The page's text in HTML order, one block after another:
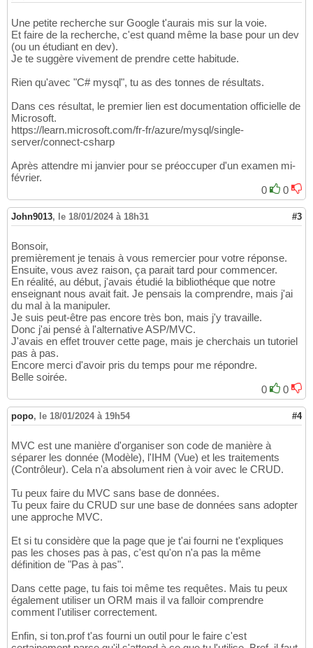
Une petite recherche sur Google t'aurais mis sur la voie.
Et faire de la recherche, c'est quand même la base pour un dev
(ou un étudiant en dev).
Je te suggère vivement de prendre cette habitude.
Rien qu'avec "C# mysql", tu as des tonnes de résultats.
Dans ces résultat, le premier lien est documentation officielle de
Microsoft.
https://learn.microsoft.com/fr-fr/azure/mysql/single-
server/connect-csharp
Après attendre mi janvier pour se préoccuper d'un examen mi-
février.
0
0
John9013, le 18/01/2024 à 18h31 #3
Bonsoir,
premièrement je tenais à vous remercier pour votre réponse.
Ensuite, vous avez raison, ça parait tard pour commencer.
En réalité, au début, j'avais étudié la bibliothéque que notre
enseignant nous avait fait. Je pensais la comprendre, mais j'ai
du mal à la manipuler.
Je suis peut-être pas encore très bon, mais j'y travaille.
Donc j'ai pensé à l'alternative ASP/MVC.
J'avais en effet trouver cette page, mais je cherchais un tutoriel
pas à pas.
Encore merci d'avoir pris du temps pour me répondre.
Belle soirée.
0
0
popo, le 18/01/2024 à 19h54 #4
MVC est une manière d'organiser son code de manière à
séparer les donnée (Modèle), l'IHM (Vue) et les traitements
(Contrôleur). Cela n'a absolument rien à voir avec le CRUD.
Tu peux faire du MVC sans base de données.
Tu peux faire du CRUD sur une base de données sans adopter
une approche MVC.
Et si tu considère que la page que je t'ai fourni ne t'expliques
pas les choses pas à pas, c'est qu'on n'a pas la même
définition de "Pas à pas".
Dans cette page, tu fais toi même tes requêtes. Mais tu peux
également utiliser un ORM mais il va falloir comprendre
comment l'utiliser correctement.
Enfin, si ton.prof t'as fourni un outil pour le faire c'est